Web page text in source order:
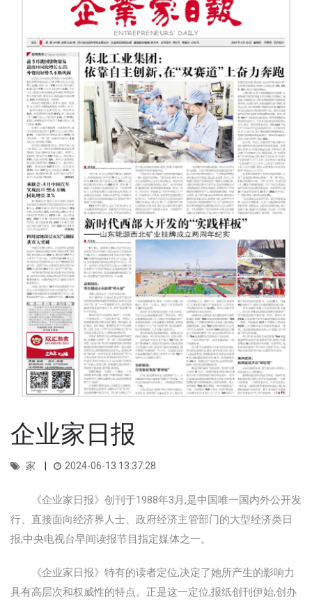
企业家日报
家 2024-06-13 13:37:28
《企业家日报》创刊于1988年3月,是中国唯一国内外公开发
行、直接面向经济界人士、政府经济主管部门的大型经济类日
报,中央电视台早间读报节目指定媒体之一。
《企业家日报》特有的读者定位,决定了她所产生的影响力
具有高层次和权威性的特点。正是这一定位,报纸创刊伊始,创办